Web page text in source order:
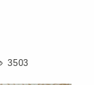
3503